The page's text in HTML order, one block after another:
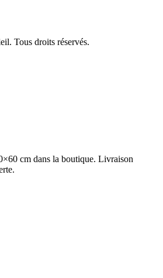
Tous droits réservés.
cm dans la boutique. Livraison